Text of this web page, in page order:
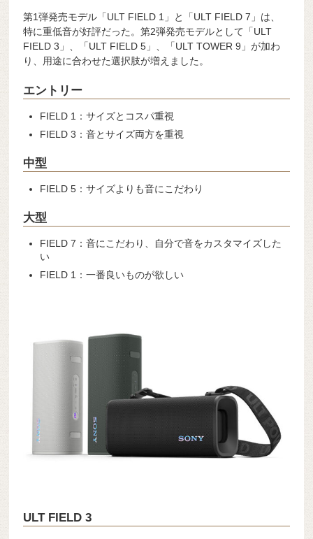
第1弾発売モデル「ULT FIELD 1」と「ULT FIELD 7」は、
特に重低音が好評だった。第2弾発売モデルとして「ULT
FIELD 3」、「ULT FIELD 5」、「ULT TOWER 9」が加わ
り、用途に合わせた選択肢が増えました。
エントリー
FIELD 1：サイズとコスパ重視
FIELD 3：音とサイズ両方を重視
中型
FIELD 5：サイズよりも音にこだわり
大型
FIELD 7：音にこだわり、自分で音をカスタマイズした
い
FIELD 1：一番良いものが欲しい
ULT FIELD 3